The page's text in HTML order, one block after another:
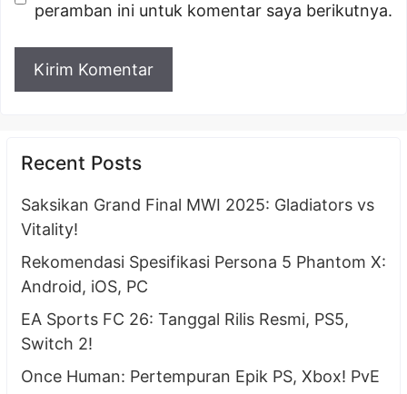
peramban ini untuk komentar saya berikutnya.
Recent Posts
Saksikan Grand Final MWI 2025: Gladiators vs
Vitality!
Rekomendasi Spesifikasi Persona 5 Phantom X:
Android, iOS, PC
EA Sports FC 26: Tanggal Rilis Resmi, PS5,
Switch 2!
Once Human: Pertempuran Epik PS, Xbox! PvE